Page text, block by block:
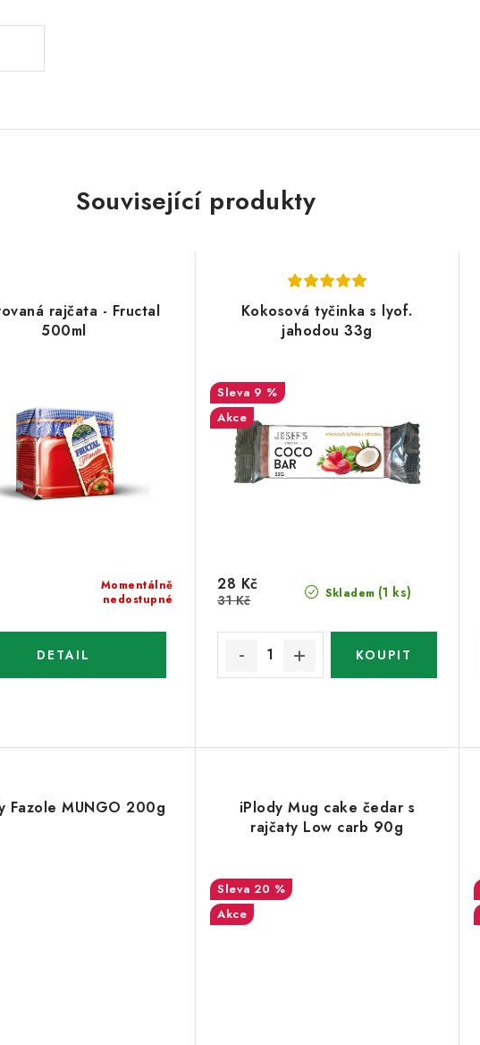
Související produkty
rajčata - Fructal
500ml
Momentálně
nedostupné
Kokosová tyčinka s lyof.
jahodou 33g
9 %
Akce
Skladem (1 ks)
28 Kč
31 Kč
Fazole MUNGO 200g
iPlody Mug cake čedar s
rajčaty Low carb 90g
20 %
Akce